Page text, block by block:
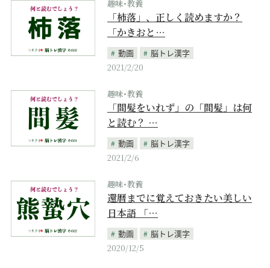
趣味･教養
「杮落」、正しく読めますか？
「かきおと…
動画
脳トレ漢字
2021/2/20
趣味･教養
「間髪をいれず」の「間髪」は何
と読む？ …
動画
脳トレ漢字
2021/2/6
趣味･教養
還暦までに覚えておきたい美しい
日本語 「…
動画
脳トレ漢字
2020/12/5